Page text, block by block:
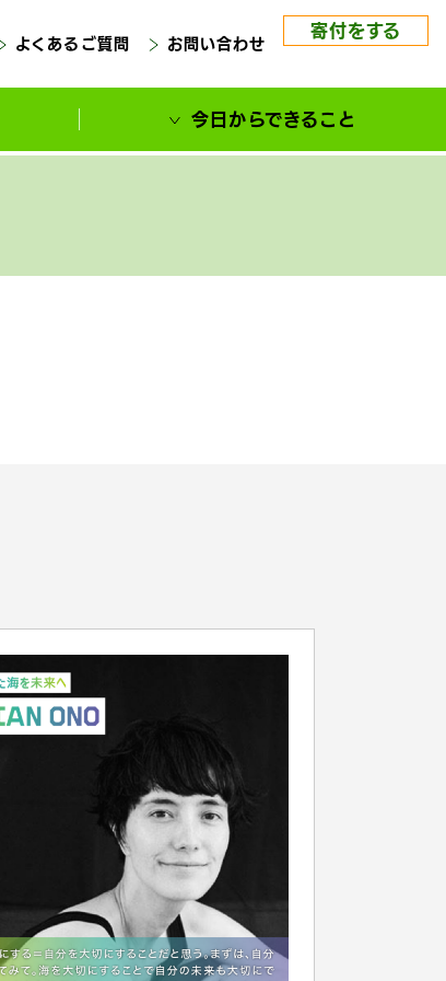
よくあるご質問 お問い合わせ
寄付をする
今日からできること